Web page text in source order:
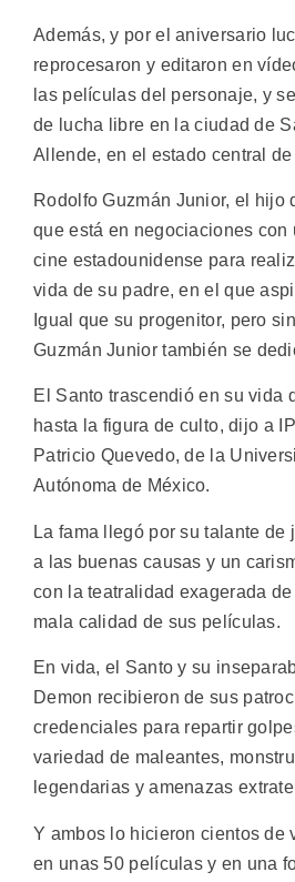
Además, y por el aniversario
reprocesaron y editaron en
las películas del personaje, y
de lucha libre en la ciudad de
Allende, en el estado central
Rodolfo Guzmán Junior, el hijo
que está en negociaciones con
cine estadounidense para
vida de su padre, en el que
Igual que su progenitor, pero
Guzmán Junior también se
El Santo trascendió en su vida
hasta la figura de culto, dijo a
Patricio Quevedo, de la
Autónoma de México.
La fama llegó por su talante de
a las buenas causas y un
con la teatralidad exagerada
mala calidad de sus películas.
En vida, el Santo y su
Demon recibieron de sus
credenciales para repartir
variedad de maleantes,
legendarias y amenazas
Y ambos lo hicieron cientos de
en unas 50 películas y en una